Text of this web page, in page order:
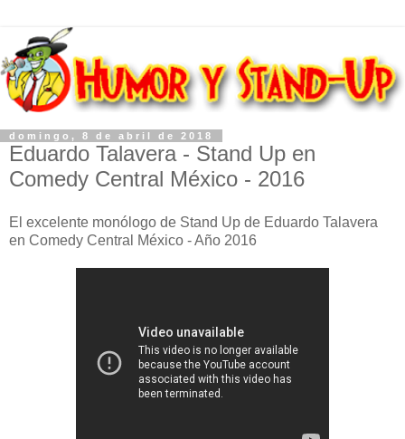
domingo, 8 de abril de 2018
Eduardo Talavera - Stand Up en
Comedy Central México - 2016
El excelente monólogo de Stand Up de Eduardo Talavera
en Comedy Central México - Año 2016